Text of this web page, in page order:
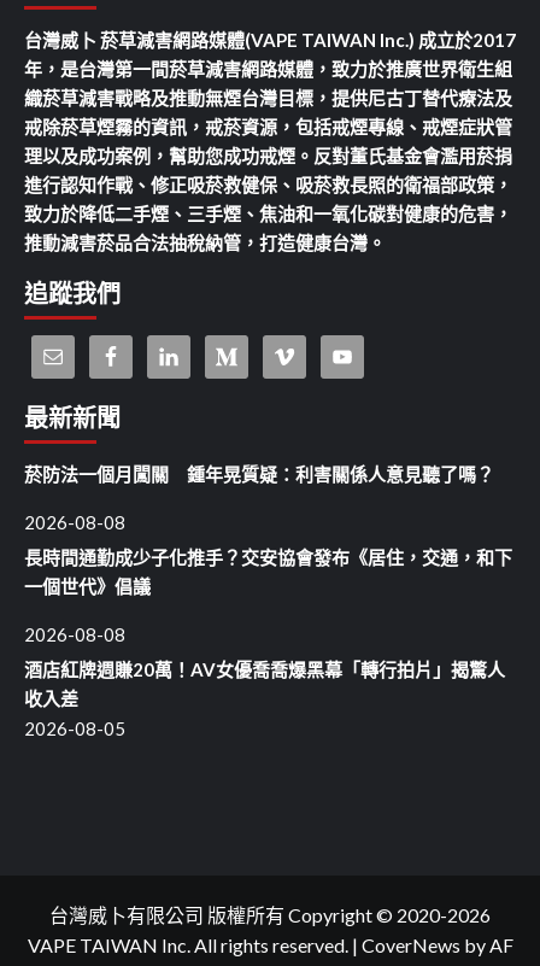
台灣威卜 菸草減害網路媒體(VAPE TAIWAN Inc.) 成立於2017
年，是台灣第一間菸草減害網路媒體，致力於推廣世界衛生組
織菸草減害戰略及推動無煙台灣目標，提供尼古丁替代療法及
戒除菸草煙霧的資訊，戒菸資源，包括戒煙專線、戒煙症狀管
理以及成功案例，幫助您成功戒煙。反對董氏基金會濫用菸捐
進行認知作戰、修正吸菸救健保、吸菸救長照的衛福部政策，
致力於降低二手煙、三手煙、焦油和一氧化碳對健康的危害，
推動減害菸品合法抽稅納管，打造健康台灣。
追蹤我們
最新新聞
菸防法一個月闖關 鍾年晃質疑：利害關係人意見聽了嗎？
2026-08-08
長時間通勤成少子化推手？交安協會發布《居住，交通，和下
一個世代》倡議
2026-08-08
酒店紅牌週賺20萬！AV女優喬喬爆黑幕「轉行拍片」揭驚人
收入差
2026-08-05
台灣威卜有限公司 版權所有 Copyright © 2020-2026
VAPE TAIWAN Inc. All rights reserved. | CoverNews by AF